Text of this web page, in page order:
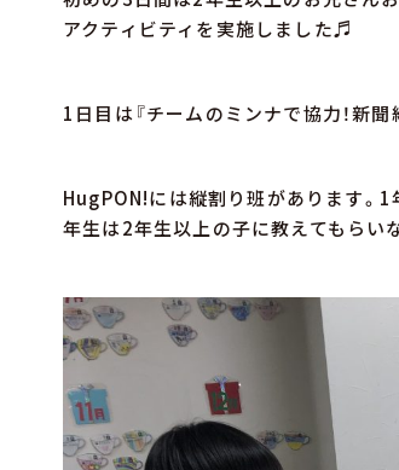
アクティビティを実施しました♬
1日目は『チームのミンナで協力！新聞
HugPON!には縦割り班があります。
年生は2年生以上の子に教えてもらい